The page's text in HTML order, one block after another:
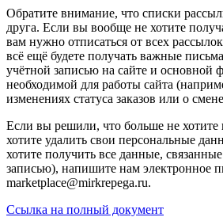
Обратите внимание, что списки
друга. Если вы вообще не хотите
вам нужно отписаться от всех
всё ещё будете получать важные
учётной записью на сайте и основной
необходимой для работы сайта
изменениях статуса заказов или о
Если вы решили, что больше не хотите
хотите удалить свои персональные
хотите получить все данные,
записью), напишите нам электронное
marketplace@mirkrepega.ru.
Ссылка на полный документ